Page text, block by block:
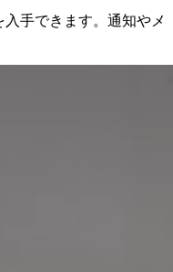
手できます。通知やメ